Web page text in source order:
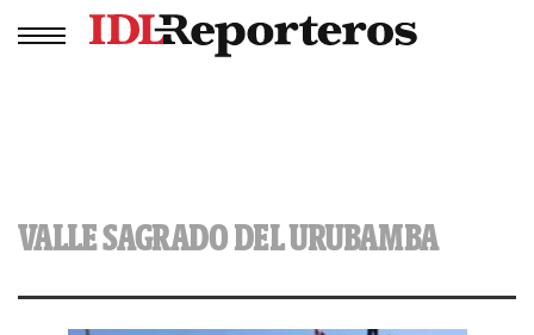
VALLE SAGRADO DEL URUBAMBA